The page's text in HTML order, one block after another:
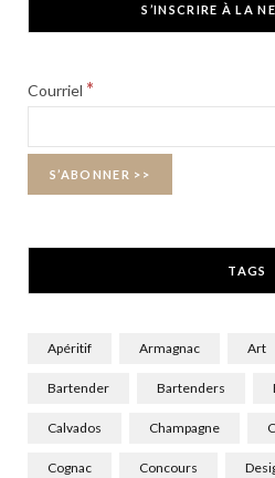
e w
S’INSCRIRE À LA
Courriel *
TAGS
Apéritif Armagnac Art
Bartender Bartenders
Calvados Champagne
Cognac Concours